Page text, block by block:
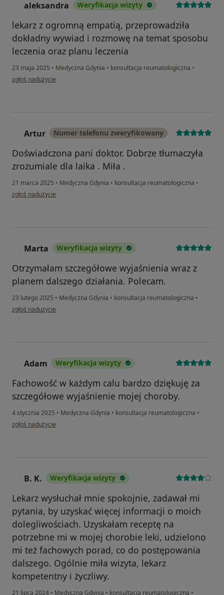
aleksandra Weryfikacja wizyty
lekarz z ogromną empatią, przeprowadziła
dokładny wywiad i rozmowę na temat sposobu
leczenia oraz planu leczenia
23 maja 2025 • Medyczna Gdynia • konsultacja reumatologiczna •
w opinii użytkownika aleksandra
zgłoś nadużycie
Artur Numer telefonu zweryfikowany
Doświadczona pani doktor. Dobrze tłumaczyła
zrozumiale dla laika . Miła .
21 marca 2025 • Medyczna Gdynia • konsultacja reumatologiczna •
w opinii użytkownika Artur
zgłoś nadużycie
Marta Weryfikacja wizyty
Otrzymałam szczegółowe wyjaśnienia wraz z
planem dalszego działania. Polecam.
23 lutego 2025 • Medyczna Gdynia • konsultacja reumatologiczna •
w opinii użytkownika Marta
zgłoś nadużycie
Adam Weryfikacja wizyty
Fachowość w każdym calu bardzo dziękuję za
szczegółowe wyjaśnienie mojej choroby.
4 stycznia 2025 • Medyczna Gdynia • konsultacja reumatologiczna •
w opinii użytkownika Adam
zgłoś nadużycie
B. K. Weryfikacja wizyty
Lekarz wysłuchał mnie spokojnie, zadawał mi
pytania, by uzyskać więcej informacji o moich
dolegliwościach. Uzyskałam receptę na
potrzebne mi w mojej chorobie leki, udzielono
mi też fachowych porad, co do postępowania
dalszego. Ogólnie miła wizyta, lekarz
kompetentny i życzliwy.
21 lipca 2024 • Medyczna Gdynia • konsultacja reumatologiczna •